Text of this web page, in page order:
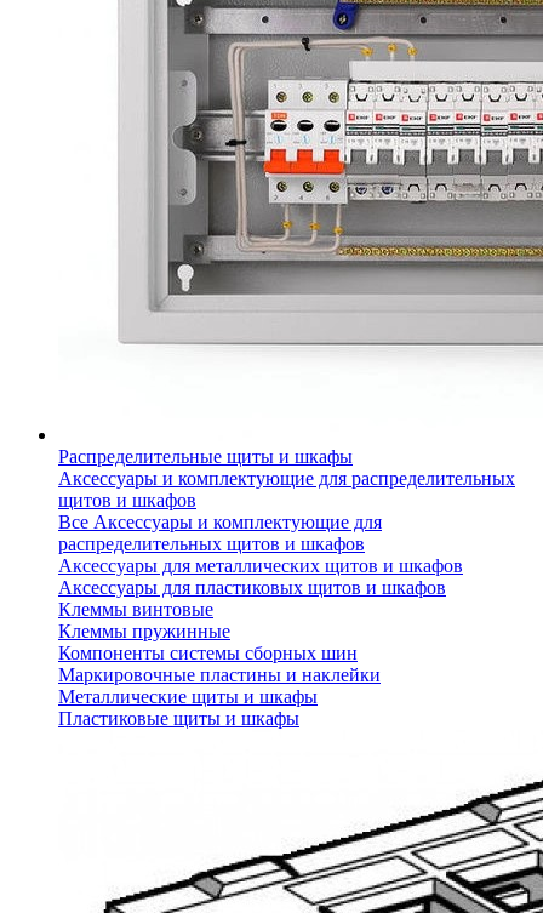
Распределительные щиты и шкафы
Аксессуары и комплектующие для распределительных
щитов и шкафов
Все Аксессуары и комплектующие для
распределительных щитов и шкафов
Аксессуары для металлических щитов и шкафов
Аксессуары для пластиковых щитов и шкафов
Клеммы винтовые
Клеммы пружинные
Компоненты системы сборных шин
Маркировочные пластины и наклейки
Металлические щиты и шкафы
Пластиковые щиты и шкафы